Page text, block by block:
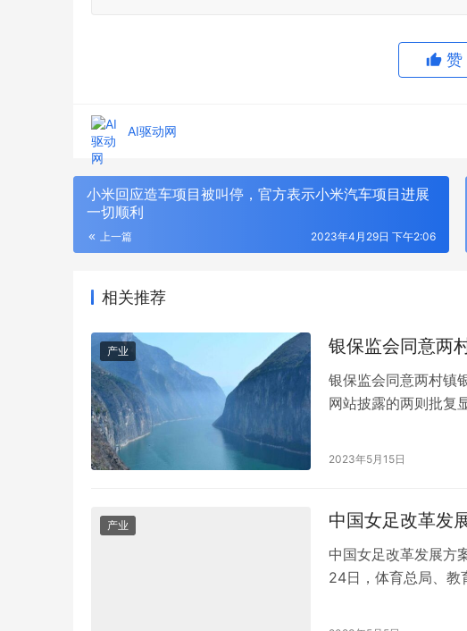
赞
AI驱动网
小米回应造车项目被叫停，官方表示小米汽车项目进展
一切顺利
上一篇 2023年4月29日 下午2:06
相关推荐
产业 银保监会同意两
银保监会同意两村镇
网站披露的两则批复
上述两家银行应严
2023年5月15日
产业 中国女足改革发
中国女足改革发展方
24日，体育总局、教
中国女子足球实现
第十三届中欧新能源汽
化与先进复合材料创新